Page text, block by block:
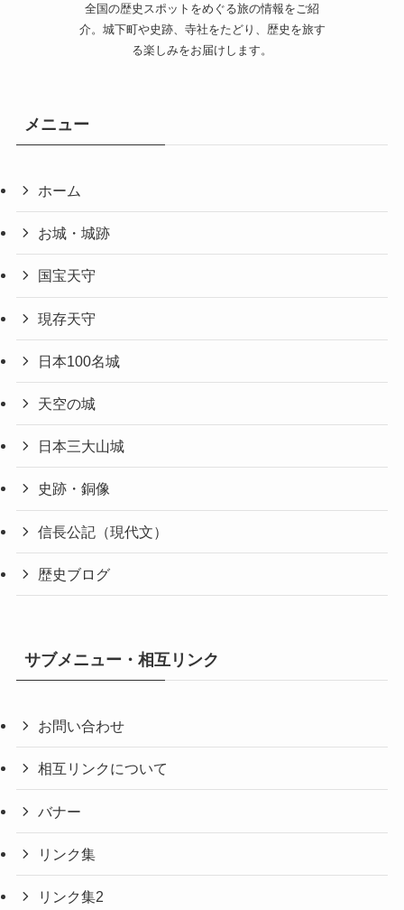
全国の歴史スポットをめぐる旅の情報をご紹
介。城下町や史跡、寺社をたどり、歴史を旅す
る楽しみをお届けします。
メニュー
ホーム
お城・城跡
国宝天守
現存天守
日本100名城
天空の城
日本三大山城
史跡・銅像
信長公記（現代文）
歴史ブログ
サブメニュー・相互リンク
お問い合わせ
相互リンクについて
バナー
リンク集
リンク集2